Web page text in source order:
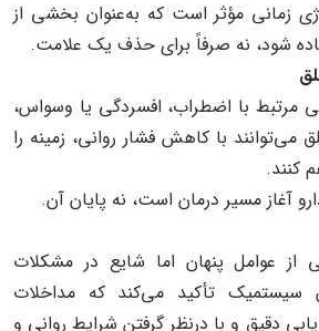
زمانی مؤثر است که به‌عنوان بخشی از
شود، نه صرفاً برای حذف یک علامت.
با اضطراب، افسردگی یا وسواس،
می‌توانند با کاهش فشار روانی، زمینه را
کنند.
آغاز مسیر درمان است، نه پایان آن.
از عوامل پنهان اما شایع در مشکلات
تأکید می‌کند که مداخلات
دقیق و با درنظر گرفتن شرایط روانی و